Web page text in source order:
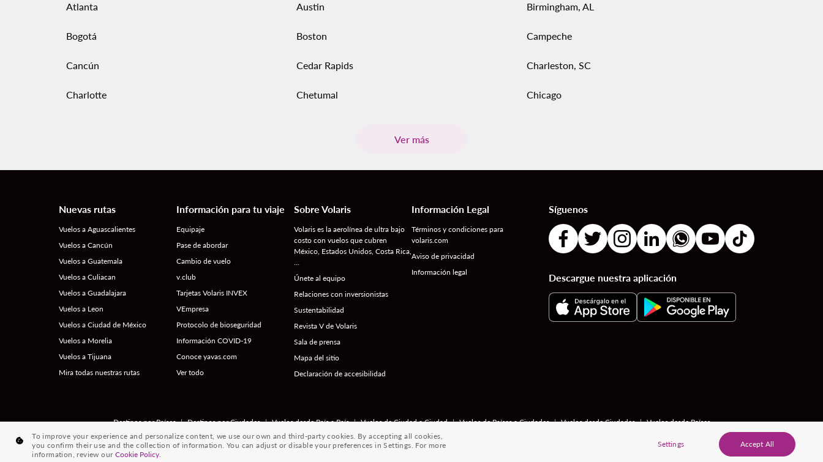
Atlanta Austin Birmingham, AL
Bogotá Boston Campeche
Cancún Cedar Rapids Charleston, SC
Charlotte Chetumal Chicago
Ver más
Nuevas rutas
Vuelos a Aguascalientes
Vuelos a Cancún
Vuelos a Guatemala
Vuelos a Culiacan
Vuelos a Guadalajara
Vuelos a Leon
Vuelos a Ciudad de México
Vuelos a Morelia
Vuelos a Tijuana
Mira todas nuestras rutas
Información para tu viaje
Equipaje
Pase de abordar
Cambio de vuelo
v.club
Tarjetas Volaris INVEX
VEmpresa
Protocolo de bioseguridad
Información COVID-19
Conoce yavas.com
Ver todo
Sobre Volaris
Volaris es la aerolínea de ultra bajo
costo con vuelos que cubren
México, Estados Unidos, Costa Rica,
…
Únete al equipo
Relaciones con inversionistas
Sustentabilidad
Revista V de Volaris
Sala de prensa
Mapa del sitio
Declaración de accesibilidad
Información Legal
Términos y condiciones para
volaris.com
Aviso de privacidad
Información legal
Síguenos
Descargue nuestra aplicación
Destinos por Países | Destinos por Ciudades | Vuelos desde País a País | Vuelos de Ciudad a Ciudad | Vuelos de Países a Ciudades | Vuelos desde Ciudades | Vuelos desde Países
® 2026 Volaris y su logotipo son marcas registradas de Volaris
To improve your experience and personalize content, we use our own and third-party cookies. By accepting all cookies,
you confirm their use and the collection of information. You can adjust or disable your preferences in Settings. For more
information, review our Cookie Policy.
Settings Accept All